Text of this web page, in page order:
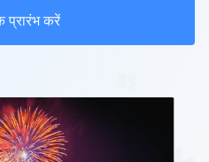
प्रारंभ करें